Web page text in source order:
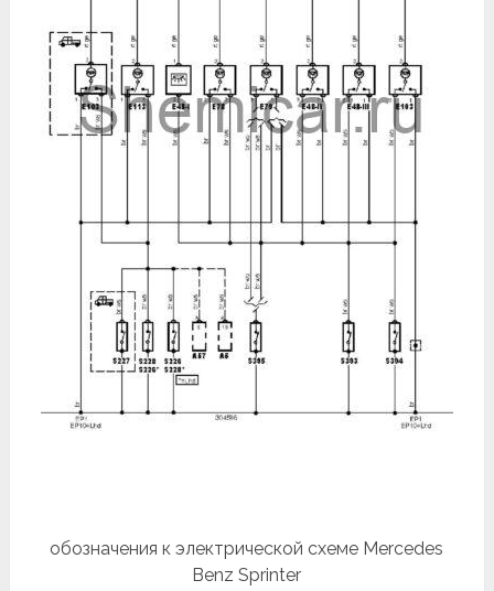
обозначения к электрической схеме Mercedes
Benz Sprinter